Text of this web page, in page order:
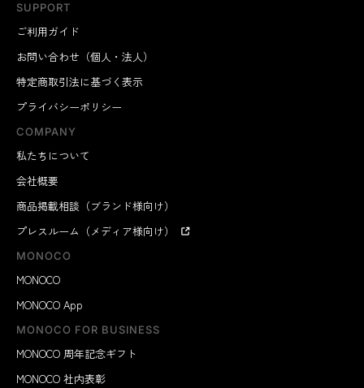
SUPPORT
ご利用ガイド
お問い合わせ（個人・法人）
特定商取引法に基づく表示
プライバシーポリシー
COMPANY
私たちについて
会社概要
商品掲載相談（ブランド様向け）
プレスルーム（メディア様向け）
MONOCO
MONOCO
MONOCO App
MONOCO FOR BUSINESS
MONOCO 周年記念ギフト
MONOCO 社内表彰